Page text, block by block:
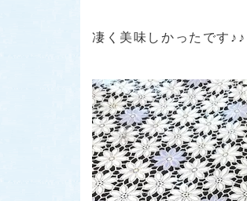
凄く美味しかったです♪♪